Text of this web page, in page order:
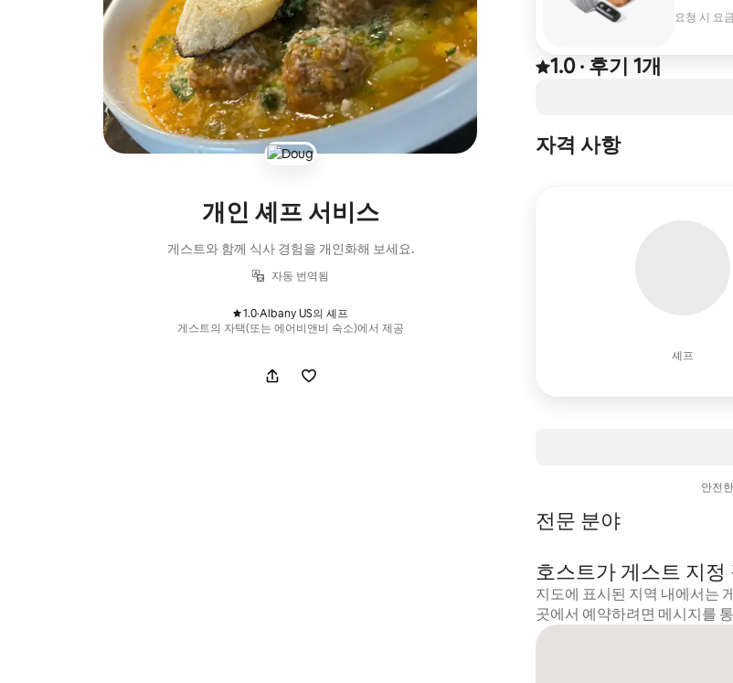
개인 셰프 서비스
게스트와 함께 식사 경험을 개인화해 보세요.
자동 번역됨
1.0
, ·Albany US의 셰프
게스트의 자택(또는 에어비앤비 숙소)에서 제공
요청 시 요
후기 1건에서 5점 만점 중 1.0점을 받
1.0
, · 후기 1개
자격 사항
셰프
안전
전문 분야
호스트가 게스트 지
지도에 표시된 지역 내에서는
곳에서 예약하려면 메시지를